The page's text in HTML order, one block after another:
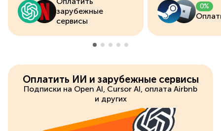
Оплатить игры
Оплатить ИИ и зарубежные сервисы
Подписки на Open AI, Cursor AI, оплата Airbnb
и других